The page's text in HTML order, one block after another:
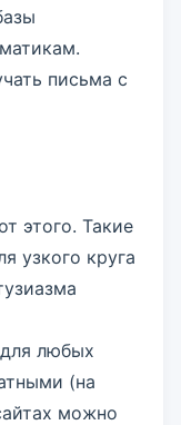
письма с
этого. Такие
узкого круга
любых
(на
можно